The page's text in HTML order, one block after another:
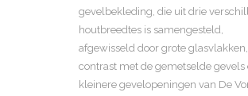
gevelbekleding, die uit drie
houtbreedtes is samengesteld,
afgewisseld door grote
contrast met de gemetselde gevels
kleinere gevelopeningen van De